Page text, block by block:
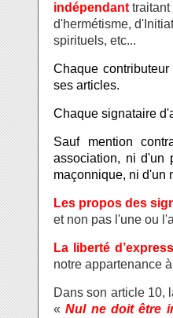
indépendant
d'hermétisme,
spirituels, etc...
Chaque
ses articles.
Chaque signataire
Sauf mention
association, ni d'un
maçonnique, ni d'un
Les propos des
et non pas l'une ou
La liberté
notre appartenance
Dans son article 10,
«Nul ne doit être